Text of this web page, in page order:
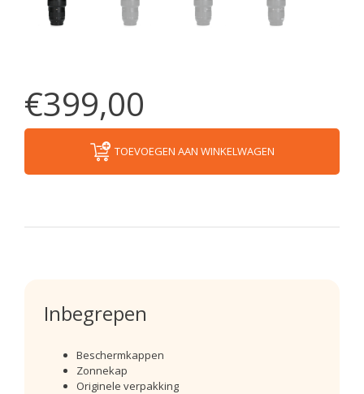
€399,00
TOEVOEGEN AAN WINKELWAGEN
Inbegrepen
Beschermkappen
Zonnekap
Originele verpakking